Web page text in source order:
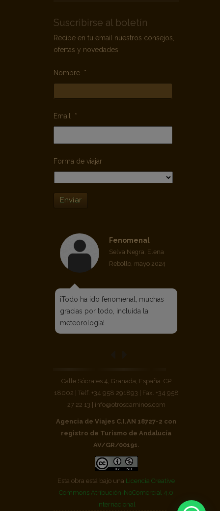
ofertas y novedades
Nombre *
Calle Sócrates 4, Granada, España. CP
registro de Turismo de Andalucía
AV/GR/00191.
Esta obra está bajo unaLicencia Creative
Commons Atribución-NoComercial 4.0
Internacional